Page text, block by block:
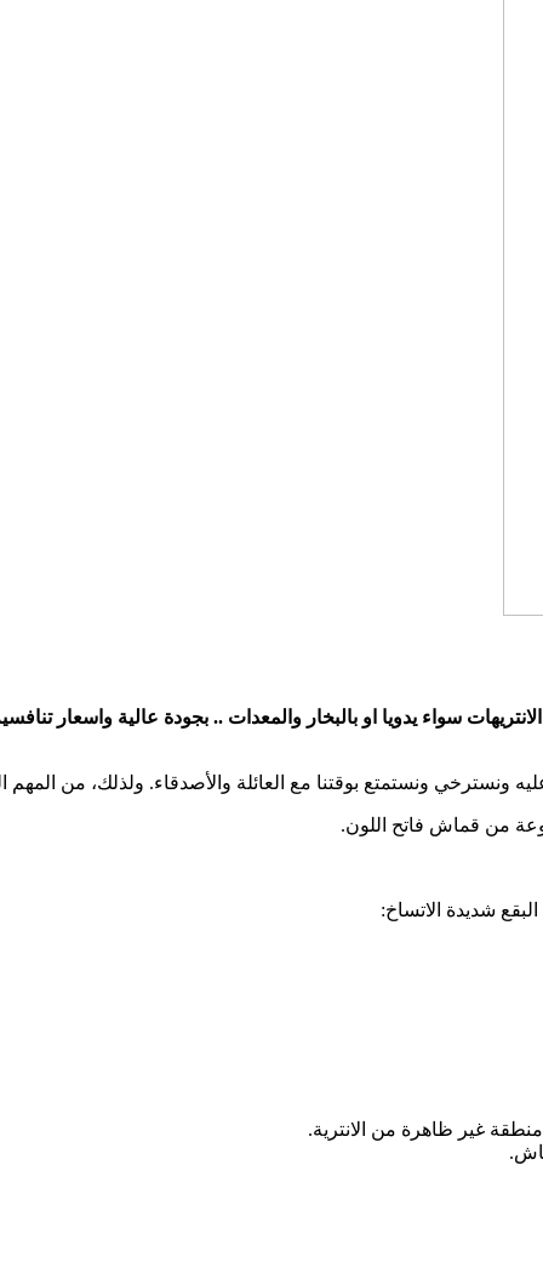
سواء يدويا او بالبخار والمعدات .. بجودة عالية واسعار
ونسترخي ونستمتع بوقتنا مع العائلة والأصدقاء. ولذلك، من المهم
من قماش فاتح اللون.
شديدة الاتساخ:
غير ظاهرة من الانترية.